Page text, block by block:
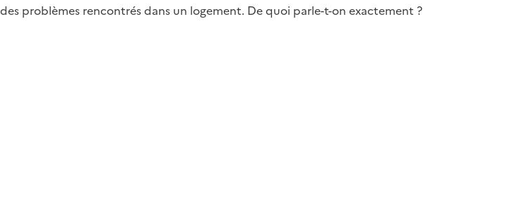
problèmes rencontrés dans un logement. De quoi parle-t-on exactement ?